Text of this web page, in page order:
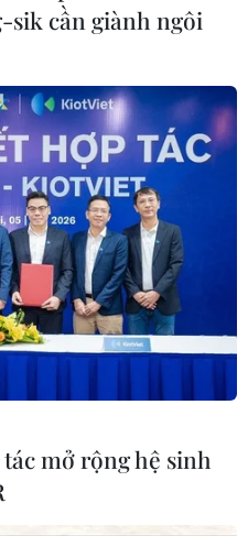
động lực, đạt kết
tích cực
doanh tích cực, tổng
ước đạt 650,4 nghìn tỷ
năm 2023; nộp ngân
năm 2023.
sik cần giành ngôi
mở rộng hệ sinh